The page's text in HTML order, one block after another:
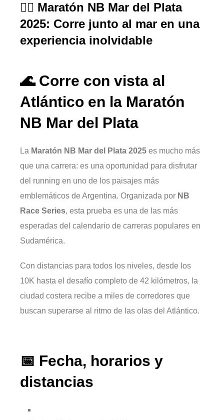
🏃‍♂️ Maratón NB Mar del Plata
2025: Corre junto al mar en una
experiencia inolvidable
🌊 Corre con vista al
Atlántico en la Maratón
NB Mar del Plata
La Maratón NB Mar del Plata 2025 es mucho más
que una carrera: es una oportunidad para disfrutar
del running en uno de los paisajes más
emblemáticos de Argentina. Organizada por NB
Race Series, esta prueba es una de las más
esperadas del calendario de carreras populares en
Sudamérica.
Con distancias para todos los niveles, desde los
10K hasta el desafío completo de 42 kilómetros, la
ciudad costera recibe a miles de corredores que
buscan superarse al ritmo de las olas del Atlántico.
📅 Fecha, horarios y
distancias